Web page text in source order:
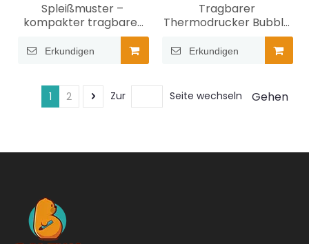
Spleißmuster –
kompakter tragbarer
Thermodrucker
Erkundigen
Tragbarer
Thermodrucker Bubble
Erkundigen
1 2 Zur Seite wechseln Gehen